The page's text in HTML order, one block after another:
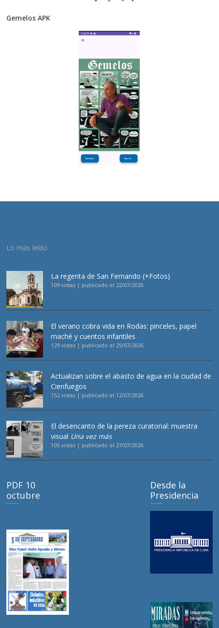
Gemelos APK
Lo más leído
La regenta de San Fernando (+Fotos)
109 vistas | publicado el 22/07/2026
El verano cobra vida en Rodas: pinceles, papel
maché y cuentos infantiles
129 vistas | publicado el 25/07/2026
Actualizan sobre el abasto de agua en la ciudad de
Cienfuegos
152 vistas | publicado el 12/07/2026
El desencanto de la pereza curatorial: muestra
visual Una vez más
105 vistas | publicado el 27/07/2026
PDF 10
octubre
Desde la
Presidencia